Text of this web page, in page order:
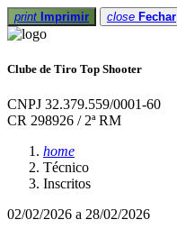
print Imprimir close Fechar
Clube de Tiro Top Shooter
CNPJ 32.379.559/0001-60
CR 298926 / 2ª RM
home
Técnico
Inscritos
02/02/2026 a 28/02/2026